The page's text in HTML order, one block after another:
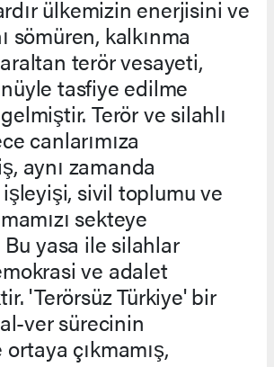
ülkemizin enerjisini ve
sömüren, kalkınma
terör vesayeti,
tasfiye edilme
Terör ve silahlı
canlarımıza
aynı zamanda
sivil toplumu ve
sekteye
Bu yasa ile silahlar
ve adalet
'Terörsüz Türkiye' bir
ver sürecinin
çıkmamış,